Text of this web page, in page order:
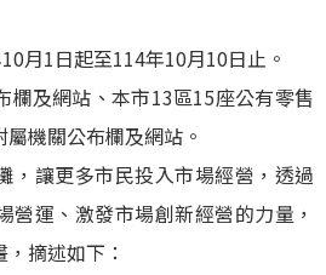
月1日起至114年10月10日止。
欄及網站、本市13區15座公有零售
機關公布欄及網站。
，讓更多市民投入市場經營，透過
營運、激發市場創新經營的力量，
摘述如下：